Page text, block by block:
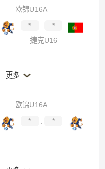
欧锦U16A
* :
*
捷克U16
更多
欧锦U16A
* :
*